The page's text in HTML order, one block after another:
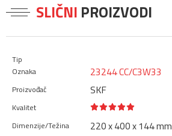
SLIČNI PROIZVODI
23244 CC/C3W33
SKF
220 x 400 x 144 mm